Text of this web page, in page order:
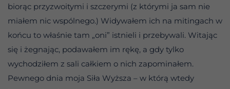
biorąc przyzwoitymi i szczerymi (z którymi ja sam nie
miałem nic wspólnego.) Widywałem ich na mitingach w
końcu to właśnie tam „oni” istnieli i przebywali. Witając
się i żegnając, podawałem im rękę, a gdy tylko
wychodziłem z sali całkiem o nich zapominałem.
Pewnego dnia moja Siła Wyższa – w którą wtedy